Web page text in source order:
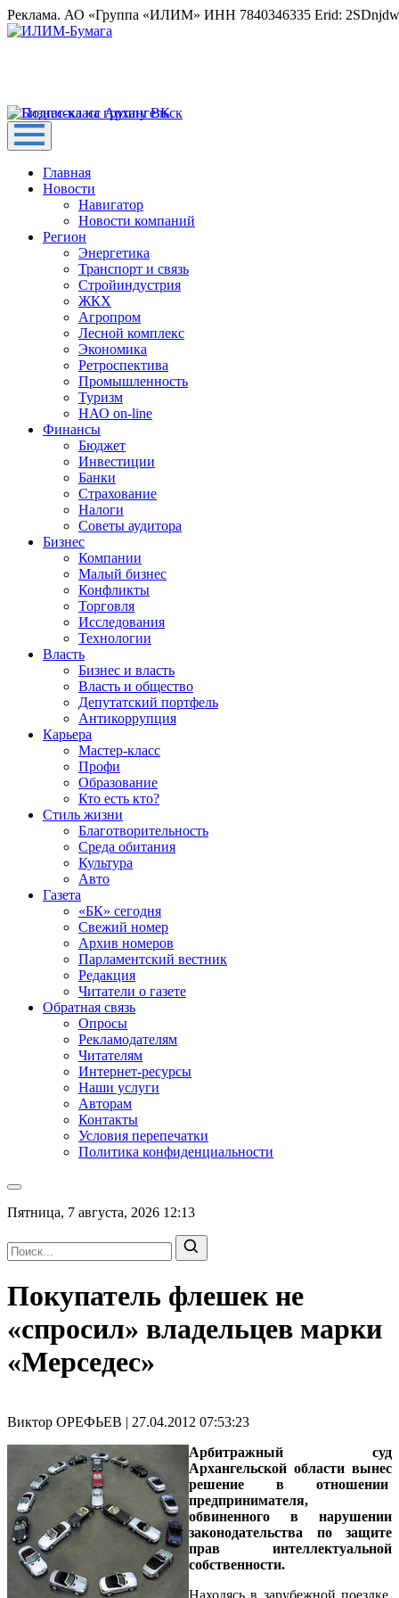
Реклама. АО «Группа «ИЛИМ» ИНН 7840346335 Erid:
Главная
Новости
Навигатор
Новости компаний
Регион
Энергетика
Транспорт и связь
Стройиндустрия
ЖКХ
Агропром
Лесной комплекс
Экономика
Ретроспектива
Промышленность
Туризм
НАО on-line
Финансы
Бюджет
Инвестиции
Банки
Страхование
Налоги
Советы аудитора
Бизнес
Компании
Малый бизнес
Конфликты
Торговля
Исследования
Технологии
Власть
Бизнес и власть
Власть и общество
Депутатский портфель
Антикоррупция
Карьера
Мастер-класс
Профи
Образование
Кто есть кто?
Стиль жизни
Благотворительность
Среда обитания
Культура
Авто
Газета
«БК» сегодня
Свежий номер
Архив номеров
Парламентский вестник
Редакция
Читатели о газете
Обратная связь
Опросы
Рекламодателям
Читателям
Интернет-ресурсы
Наши услуги
Авторам
Контакты
Условия перепечатки
Политика конфиденциальности
Пятница, 7 августа, 2026 12:13
Покупатель флешек не
«спросил» владельцев марки
«Мерседес»
Виктор ОРЕФЬЕВ | 27.04.2012 07:53:23
Арбитражный суд
Архангельской области вынес
решение в отношении
предпринимателя,
обвиненного в нарушении
законодательства по защите
прав интеллектуальной
собственности.
Находясь в зарубежной поездке,